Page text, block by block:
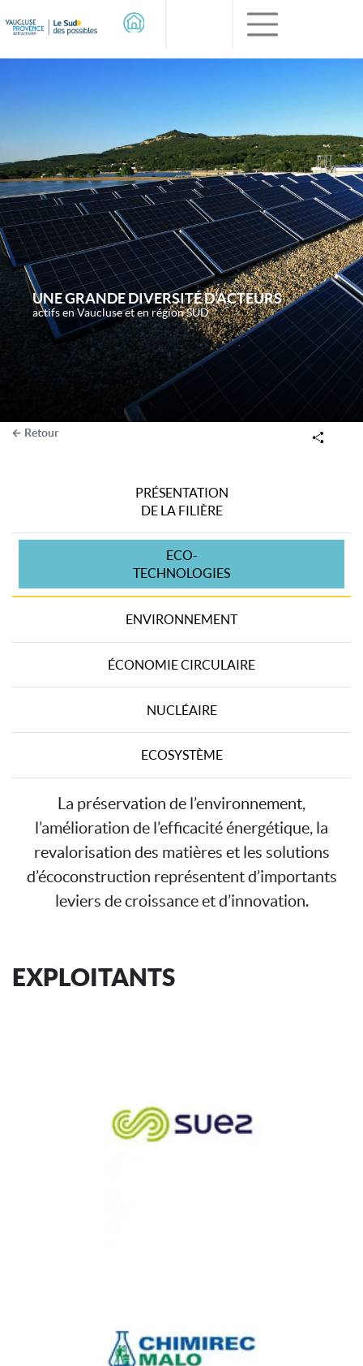
UNE GRANDE DIVERSITÉ D’ACTEURS
actifs en Vaucluse et en région SUD
Retour
PRÉSENTATION
DE LA FILIÈRE
ECO-
TECHNOLOGIES
ENVIRONNEMENT
ÉCONOMIE CIRCULAIRE
NUCLÉAIRE
ECOSYSTÈME
La préservation de l’environnement,
l’amélioration de l’efficacité énergétique, la
revalorisation des matières et les solutions
d’écoconstruction représentent d’importants
leviers de croissance et d’innovation.
EXPLOITANTS